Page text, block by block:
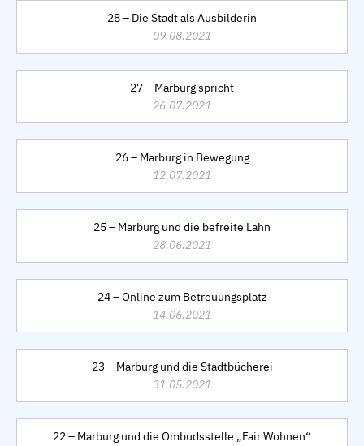
28 – Die Stadt als Ausbilderin
09.08.2021
27 – Marburg spricht
26.07.2021
26 – Marburg in Bewegung
12.07.2021
25 – Marburg und die befreite Lahn
28.06.2021
24 – Online zum Betreuungsplatz
14.06.2021
23 – Marburg und die Stadtbücherei
31.05.2021
22 – Marburg und die Ombudsstelle „Fair Wohnen“